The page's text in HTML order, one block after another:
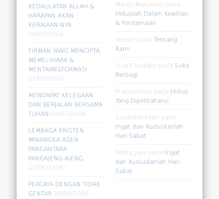
KEDAULATAN ALLAH &
HARAPAN AKAN
KERAJAAN-NYA
18/07/2026
FIRMAN YANG MENCIPTA,
MEMELIHARA &
MENTRANSFORMASI
11/07/2026
MENDAPAT KELEGAAN
DAN BERJALAN BERSAMA
TUHAN 04/07/2026
LEMBAGA KRISTEN
MINANGKA AGEN
PANGANTARA
PANGAJENG-AJENG
27/06/2026
PERCAYA DENGAN TIDAK
GENTAR 20/06/2026
Maryo Manjaruni pada
Hiduplah Dalam Keadilan
& Perdamaian
Yoseph padaTentang
Kami
Yusak Sugiato pada Suka
Berbagi
Praptowiloso pada Hidup
Yang Diperbaharui
Susilowatikadir pada
Ingat dan Kuduskanlah
Hari Sabat
Noldy_liwe pada Ingat
dan Kuduskanlah Hari
Sabat